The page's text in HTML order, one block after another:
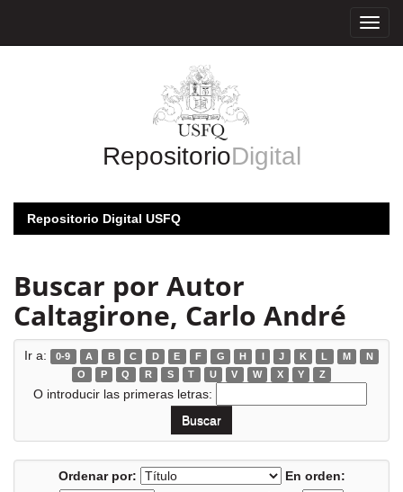
RepositorioDigital
Repositorio Digital USFQ
Buscar por Autor
Caltagirone, Carlo André
Ir a: 0-9 A B C D E F G H I J K L M
N
O
P Q R S T U V W X Y Z
O introducir las primeras letras:
Ordenar por:
En orden: